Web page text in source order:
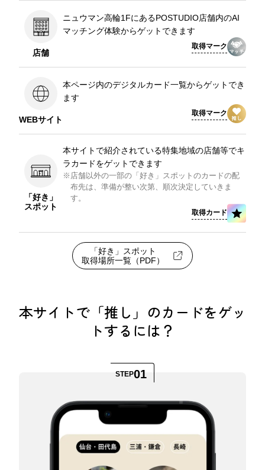
店舗
ニュウマン高輪1FにあるPOSTUDIO店舗内のAI
マッチング体験からゲットできます
取得マーク
WEBサイト
本ページ内のデジタルカード一覧からゲットでき
ます
取得マーク
「好き」
スポット
本サイトで紹介されている特集地域の店舗等でキ
ラカードをゲットできます
※ 店舗以外の一部の「好き」スポットのカードの配
布先は、準備が整い次第、順次決定していきま
す。
取得カード
「好き」スポット
取得場所一覧（PDF）
本サイトで「推し」のカードをゲッ
トするには？
STEP01